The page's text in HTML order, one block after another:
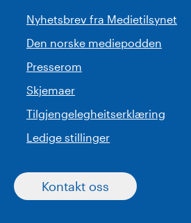
Nyhetsbrev fra Medietilsynet
Den norske mediepodden
Presserom
Skjemaer
Tilgjengelegheitserklæring
Ledige stillinger
Kontakt oss